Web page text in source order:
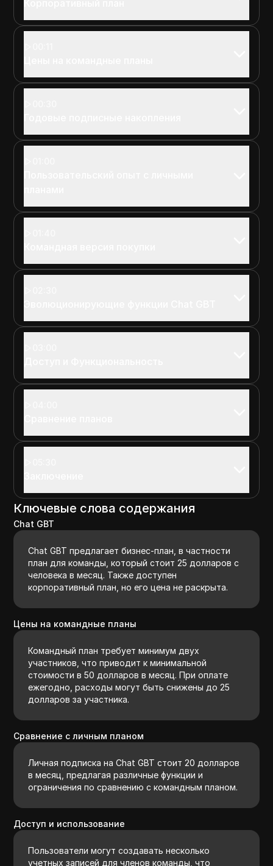
Ключевые слова содержания
Chat GBT
Chat GBT предлагает бизнес-план, в частности
план для команды, который стоит 25 долларов с
человека в месяц. Также доступен
корпоративный план, но его цена не раскрыта.
Цены на командные планы
Командный план требует минимум двух
участников, что приводит к минимальной
стоимости в 50 долларов в месяц. При оплате
ежегодно, расходы могут быть снижены до 25
долларов за участника.
Сравнение с личным планом
Личная подписка на Chat GBT стоит 20 долларов
в месяц, предлагая различные функции и
ограничения по сравнению с командным планом.
Доступ и использование
Пользователи могут создавать несколько
учетных записей для членов команды, что